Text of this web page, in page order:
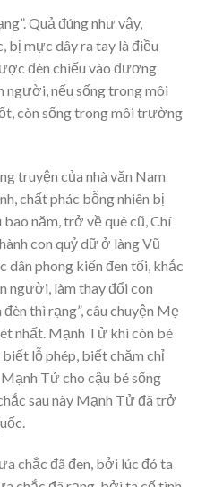
Quả đúng như vậy,
bị mực dây ra tay là điều
đèn chiếu vào đương
người, nếu sống trong môi
còn sống trong môi trường
truyện của nhà văn Nam
chất phác bỗng nhiên bị
năm, trở về quê cũ, Chí
con quỷ dữ ở làng Vũ
dân phong kiến đen tối, khắc
người, làm thay đổi con
thì rạng”, câu chuyện Mẹ
nhất. Mạnh Tử khi còn bé
lỗ phép, biết chăm chỉ
Tử cho cậu bé sống
sau này Mạnh Tử đã trở
chắc đã đen, bởi lúc đó ta